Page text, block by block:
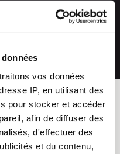
traitons vos données
IP, en utilisant des
pour stocker et accéder
afin de diffuser des
d'effectuer des
et du contenu,